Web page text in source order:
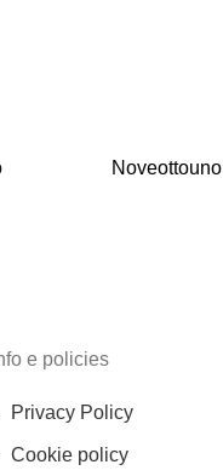
Noveottouno
e policies
Privacy Policy
Cookie policy